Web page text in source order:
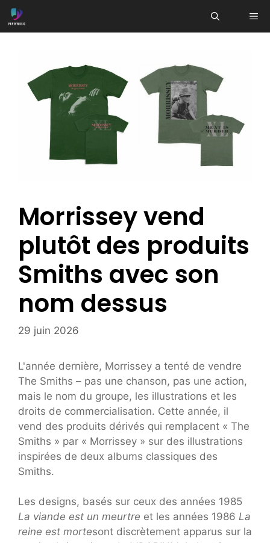
Aller
au
Morrissey vend
plutôt des produits
Smiths avec son
nom dessus
29 juin 2026
L'année dernière, Morrissey a tenté de vendre
The Smiths – pas une chanson, pas une action,
mais le nom du groupe, les illustrations et les
droits de commercialisation. Cette année, il
vend des produits dérivés qui remplacent « The
Smiths » par « Morrissey » sur des illustrations
inspirées de deux albums classiques des
Smiths.
Les designs, basés sur ceux des années 1985
La viande est un meurtre et les années 1986 La
reine est mortesont discrètement apparus sur la